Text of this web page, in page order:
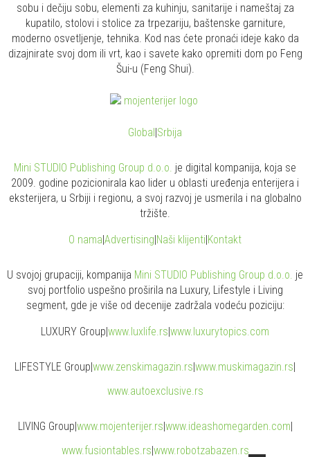
sobu i dečiju sobu, elementi za kuhinju, sanitarije i nameštaj za
kupatilo, stolovi i stolice za trpezariju, baštenske garniture,
moderno osvetljenje, tehnika. Kod nas ćete pronaći ideje kako da
dizajnirate svoj dom ili vrt, kao i savete kako opremiti dom po Feng
Šui-u (Feng Shui).
Global|Srbija
Mini STUDIO Publishing Group d.o.o. je digital kompanija, koja se
2009. godine pozicionirala kao lider u oblasti uređenja enterijera i
eksterijera, u Srbiji i regionu, a svoj razvoj je usmerila i na globalno
tržište.
O nama|Advertising|Naši klijenti|Kontakt
U svojoj grupaciji, kompanija Mini STUDIO Publishing Group d.o.o. je
svoj portfolio uspešno proširila na Luxury, Lifestyle i Living
segment, gde je više od decenije zadržala vodeću poziciju:
LUXURY Group|www.luxlife.rs|www.luxurytopics.com
LIFESTYLE Group|www.zenskimagazin.rs|www.muskimagazin.rs|
www.autoexclusive.rs
LIVING Group|www.mojenterijer.rs|www.ideashomegarden.com|
www.fusiontables.rs|www.robotzabazen.rs